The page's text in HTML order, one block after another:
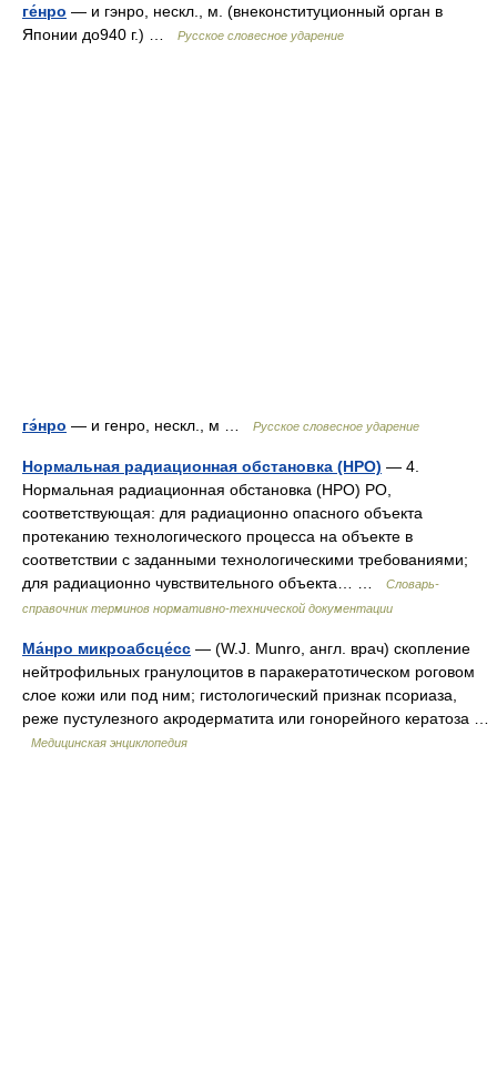
ге́нро — и гэнро, нескл., м. (внеконституционный орган в
Японии до940 г.) …
Русское словесное ударение
гэ́нро — и генро, нескл., м … Русское словесное ударение
Нормальная радиационная обстановка (НРО) — 4.
Нормальная радиационная обстановка (НРО) РО,
соответствующая: для радиационно опасного объекта
протеканию технологического процесса на объекте в
соответствии с заданными технологическими требованиями;
для радиационно чувствительного объекта… …
Словарь-
справочник терминов нормативно-технической документации
Ма́нро микроабсце́сс — (W.J. Munro, англ. врач) скопление
нейтрофильных гранулоцитов в паракератотическом роговом
слое кожи или под ним; гистологический признак псориаза,
реже пустулезного акродерматита или гонорейного кератоза …
Медицинская энциклопедия